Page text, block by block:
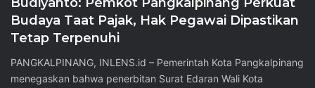
Budaya Taat Pajak, Hak Pegawai Dipastikan
Tetap Terpenuhi
PANGKALPINANG, INLENS.id – Pemerintah Kota Pangkalpinang
menegaskan bahwa penerbitan Surat Edaran Wali Kota